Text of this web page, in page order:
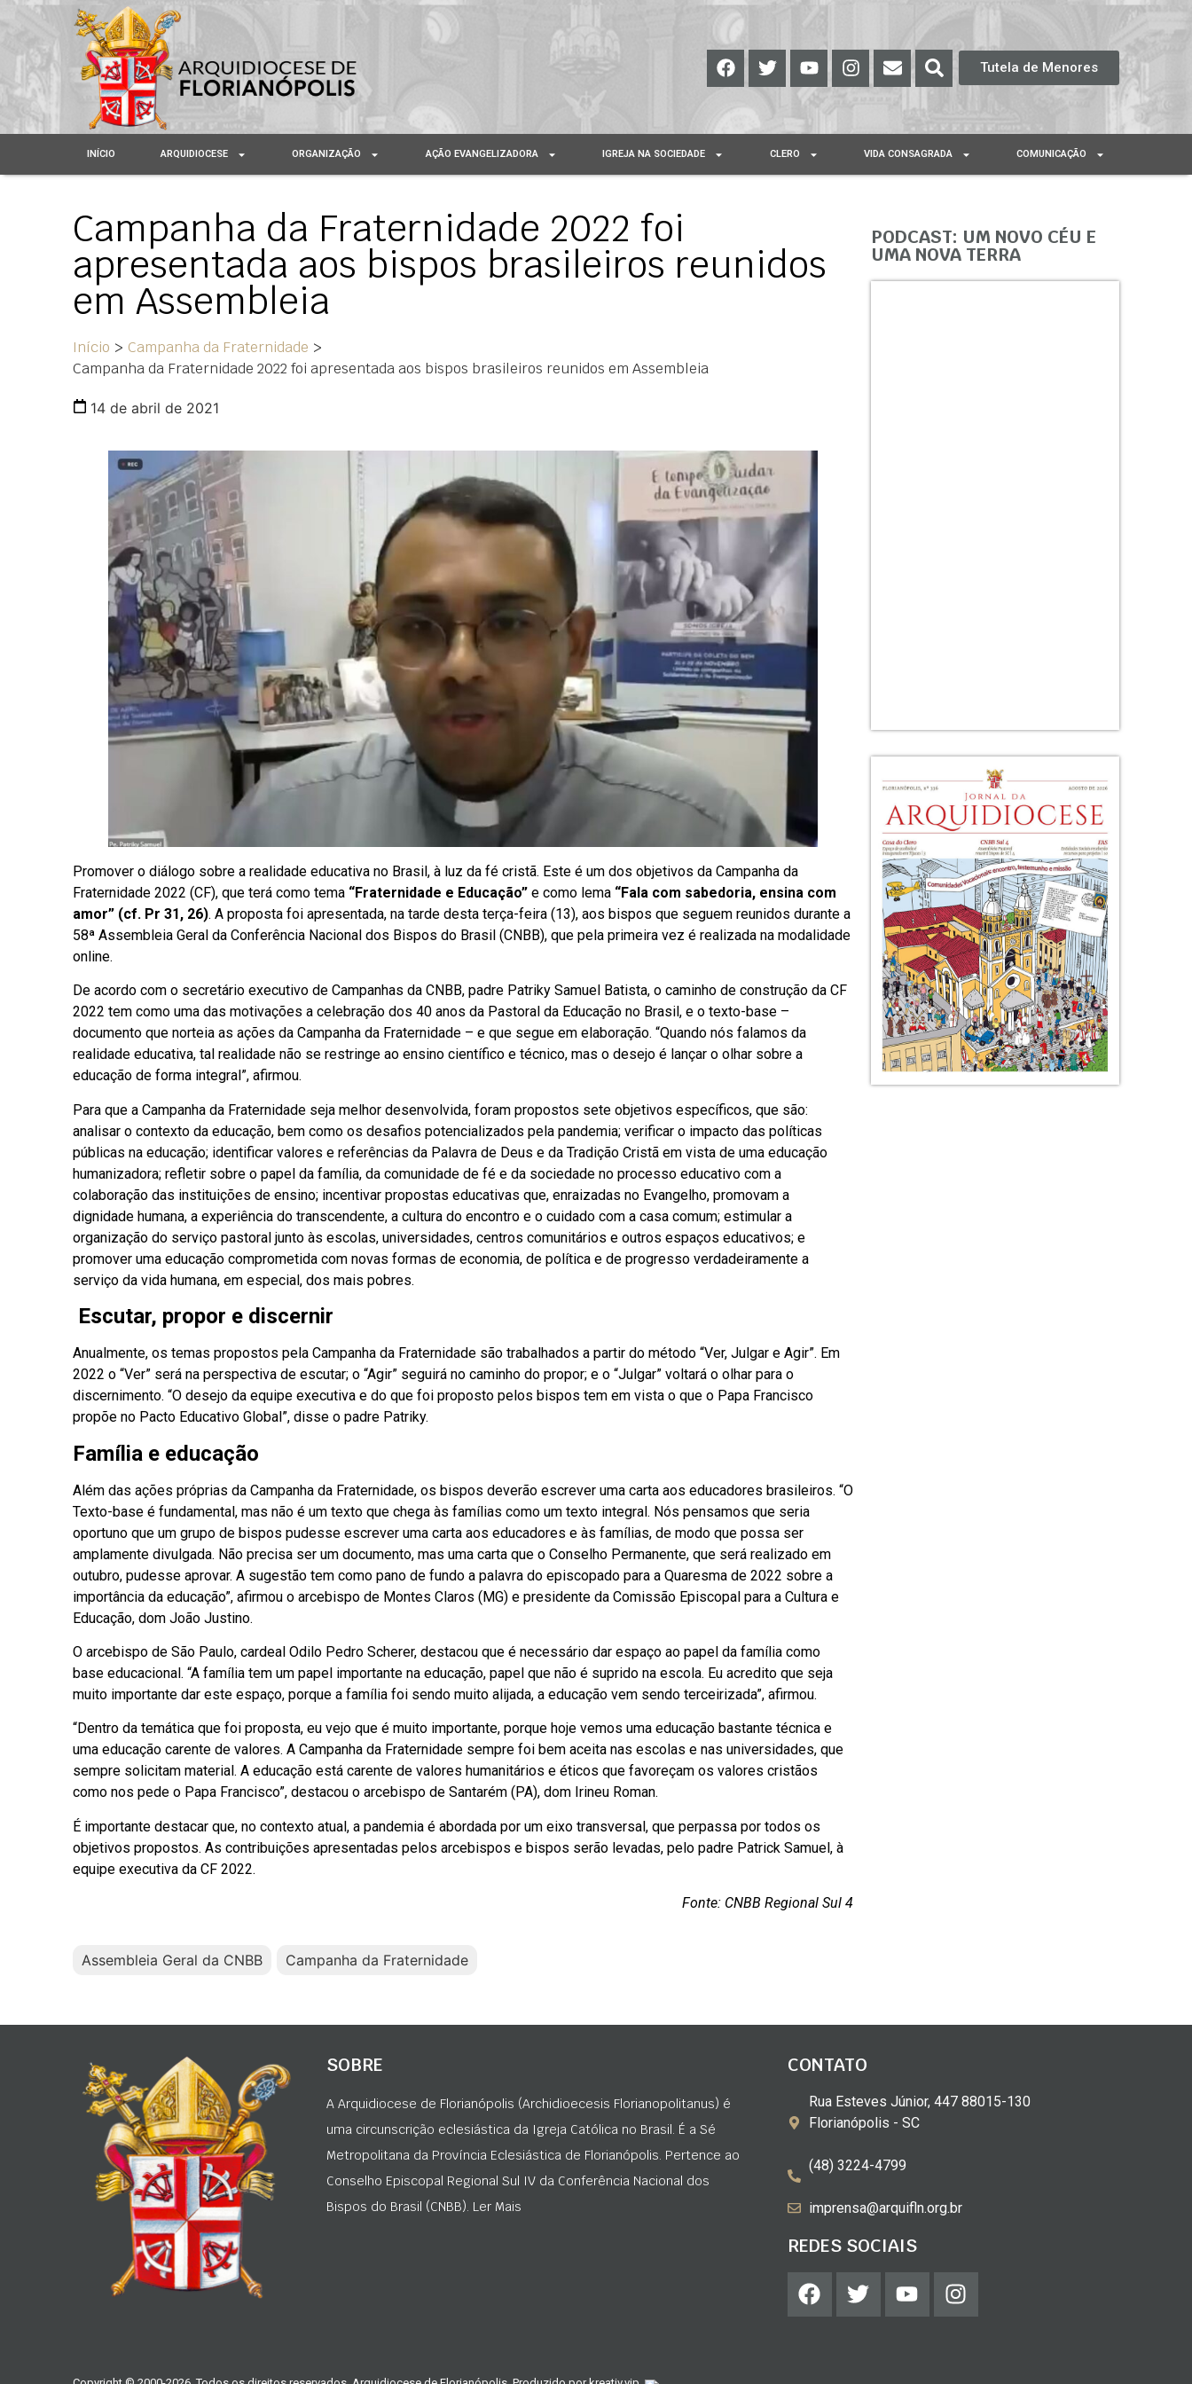
Tutela de Menores
INÍCIO ARQUIDIOCESE ORGANIZAÇÃO AÇÃO EVANGELIZADORA IGREJA NA SOCIEDADE CLERO VIDA CONSAGRADA COMUNICAÇÃO
Campanha da Fraternidade 2022 foi
apresentada aos bispos brasileiros reunidos
em Assembleia
Início > Campanha da Fraternidade >
Campanha da Fraternidade 2022 foi apresentada aos bispos brasileiros reunidos em Assembleia
14 de abril de 2021
Promover o diálogo sobre a realidade educativa no Brasil, à luz da fé cristã. Este é um dos objetivos da Campanha da
Fraternidade 2022 (CF), que terá como tema “Fraternidade e Educação” e como lema “Fala com sabedoria, ensina com
amor” (cf. Pr 31, 26). A proposta foi apresentada, na tarde desta terça-feira (13), aos bispos que seguem reunidos durante a
58ª Assembleia Geral da Conferência Nacional dos Bispos do Brasil (CNBB), que pela primeira vez é realizada na modalidade
online.
De acordo com o secretário executivo de Campanhas da CNBB, padre Patriky Samuel Batista, o caminho de construção da CF
2022 tem como uma das motivações a celebração dos 40 anos da Pastoral da Educação no Brasil, e o texto-base –
documento que norteia as ações da Campanha da Fraternidade – e que segue em elaboração. “Quando nós falamos da
realidade educativa, tal realidade não se restringe ao ensino científico e técnico, mas o desejo é lançar o olhar sobre a
educação de forma integral”, afirmou.
Para que a Campanha da Fraternidade seja melhor desenvolvida, foram propostos sete objetivos específicos, que são:
analisar o contexto da educação, bem como os desafios potencializados pela pandemia; verificar o impacto das políticas
públicas na educação; identificar valores e referências da Palavra de Deus e da Tradição Cristã em vista de uma educação
humanizadora; refletir sobre o papel da família, da comunidade de fé e da sociedade no processo educativo com a
colaboração das instituições de ensino; incentivar propostas educativas que, enraizadas no Evangelho, promovam a
dignidade humana, a experiência do transcendente, a cultura do encontro e o cuidado com a casa comum; estimular a
organização do serviço pastoral junto às escolas, universidades, centros comunitários e outros espaços educativos; e
promover uma educação comprometida com novas formas de economia, de política e de progresso verdadeiramente a
serviço da vida humana, em especial, dos mais pobres.
Escutar, propor e discernir
Anualmente, os temas propostos pela Campanha da Fraternidade são trabalhados a partir do método “Ver, Julgar e Agir”. Em
2022 o “Ver” será na perspectiva de escutar; o “Agir” seguirá no caminho do propor; e o “Julgar” voltará o olhar para o
discernimento. “O desejo da equipe executiva e do que foi proposto pelos bispos tem em vista o que o Papa Francisco
propõe no Pacto Educativo Global”, disse o padre Patriky.
Família e educação
Além das ações próprias da Campanha da Fraternidade, os bispos deverão escrever uma carta aos educadores brasileiros. “O
Texto-base é fundamental, mas não é um texto que chega às famílias como um texto integral. Nós pensamos que seria
oportuno que um grupo de bispos pudesse escrever uma carta aos educadores e às famílias, de modo que possa ser
amplamente divulgada. Não precisa ser um documento, mas uma carta que o Conselho Permanente, que será realizado em
outubro, pudesse aprovar. A sugestão tem como pano de fundo a palavra do episcopado para a Quaresma de 2022 sobre a
importância da educação”, afirmou o arcebispo de Montes Claros (MG) e presidente da Comissão Episcopal para a Cultura e
Educação, dom João Justino.
O arcebispo de São Paulo, cardeal Odilo Pedro Scherer, destacou que é necessário dar espaço ao papel da família como
base educacional. “A família tem um papel importante na educação, papel que não é suprido na escola. Eu acredito que seja
muito importante dar este espaço, porque a família foi sendo muito alijada, a educação vem sendo terceirizada”, afirmou.
“Dentro da temática que foi proposta, eu vejo que é muito importante, porque hoje vemos uma educação bastante técnica e
uma educação carente de valores. A Campanha da Fraternidade sempre foi bem aceita nas escolas e nas universidades, que
sempre solicitam material. A educação está carente de valores humanitários e éticos que favoreçam os valores cristãos
como nos pede o Papa Francisco”, destacou o arcebispo de Santarém (PA), dom Irineu Roman.
É importante destacar que, no contexto atual, a pandemia é abordada por um eixo transversal, que perpassa por todos os
objetivos propostos. As contribuições apresentadas pelos arcebispos e bispos serão levadas, pelo padre Patrick Samuel, à
equipe executiva da CF 2022.
Fonte: CNBB Regional Sul 4
Assembleia Geral da CNBB Campanha da Fraternidade
PODCAST: UM NOVO CÉU E
UMA NOVA TERRA
SOBRE
A Arquidiocese de Florianópolis (Archidioecesis Florianopolitanus) é
uma circunscrição eclesiástica da Igreja Católica no Brasil. É a Sé
Metropolitana da Província Eclesiástica de Florianópolis. Pertence ao
Conselho Episcopal Regional Sul IV da Conferência Nacional dos
Bispos do Brasil (CNBB). Ler Mais
CONTATO
Rua Esteves Júnior, 447 88015-130
Florianópolis - SC
(48) 3224-4799
imprensa@arquifln.org.br
REDES SOCIAIS